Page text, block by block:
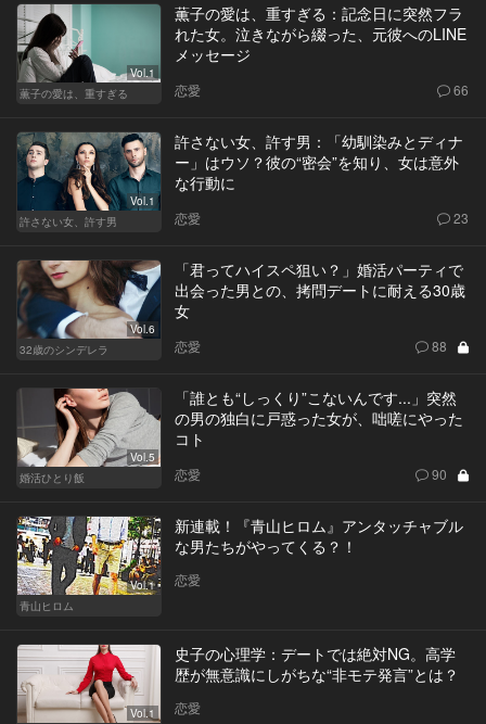
Vol.1
薫子の愛は、重すぎる
薫子の愛は、重すぎる：記念日に突然フラ
れた女。泣きながら綴った、元彼へのLINE
メッセージ
恋愛 66
Vol.1
許さない女、許す男
許さない女、許す男：「幼馴染みとディナ
ー」はウソ？彼の“密会”を知り、女は意外
な行動に
恋愛 23
Vol.6
32歳のシンデレラ
「君ってハイスペ狙い？」婚活パーティで
出会った男との、拷問デートに耐える30歳
女
恋愛 88
Vol.5
婚活ひとり飯
「誰とも“しっくり”こないんです...」突然
の男の独白に戸惑った女が、咄嗟にやった
コト
恋愛 90
Vol.1
青山ヒロム
新連載！『青山ヒロム』アンタッチャブル
な男たちがやってくる？！
恋愛
Vol.1
史子の心理学：デートでは絶対NG。高学
歴が無意識にしがちな“非モテ発言”とは？
恋愛